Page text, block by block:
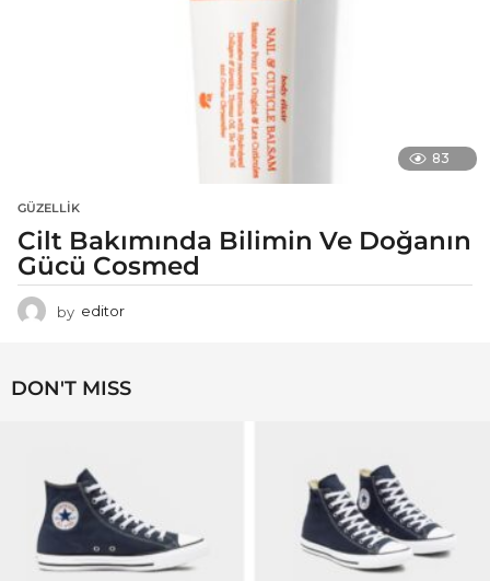
83
GÜZELLIK
Cilt Bakımında Bilimin Ve Doğanın
Gücü Cosmed
by editor
DON'T MISS